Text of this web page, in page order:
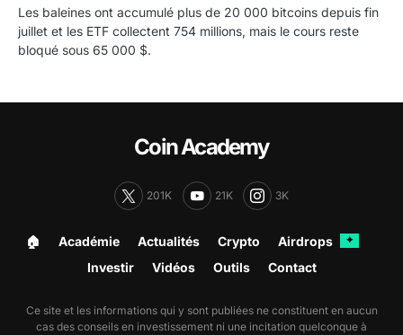
Les baleines ont accumulé plus de 20 000 bitcoins depuis fin
juillet et les ETF collectent 754 millions, mais le cours reste
bloqué sous 65 000 $.
Coin Academy
201K 21K 3K
🏠︎ Académie Actualités Crypto Airdrops ✦
Investir Vidéos Outils Contact
Ce site et les informations qui y sont publiées ne constituent en aucun
cas des conseils en investissement ni une incitation quelconque à